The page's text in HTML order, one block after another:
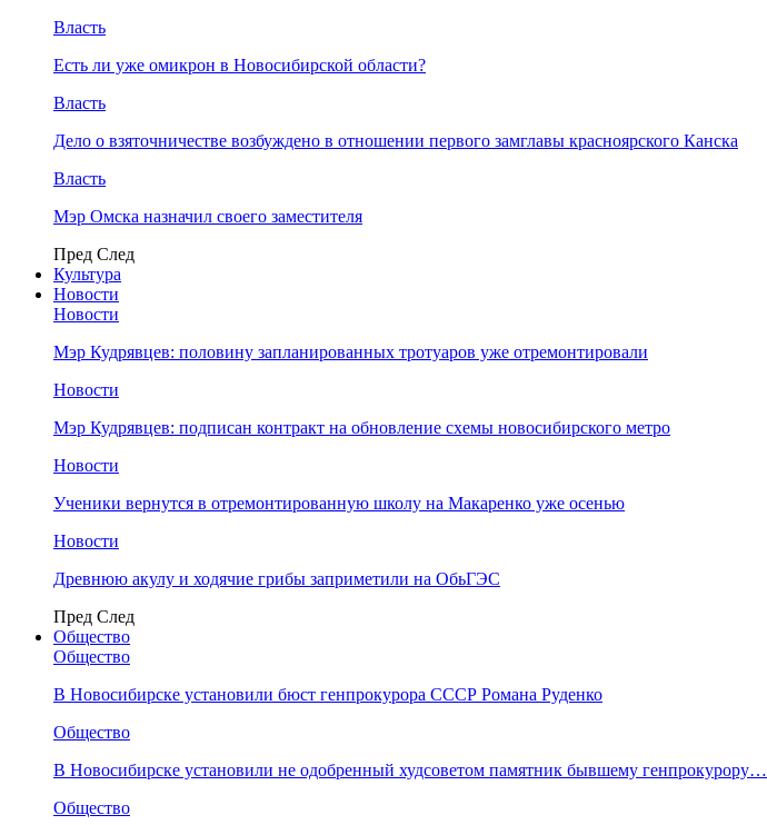
Власть
Есть ли уже омикрон в Новосибирской области?
Власть
Дело о взяточничестве возбуждено в отношении первого замглавы красноярского Канска
Власть
Мэр Омска назначил своего заместителя
Пред След
Культура
Новости
Новости
Мэр Кудрявцев: половину запланированных тротуаров уже отремонтировали
Новости
Мэр Кудрявцев: подписан контракт на обновление схемы новосибирского метро
Новости
Ученики вернутся в отремонтированную школу на Макаренко уже осенью
Новости
Древнюю акулу и ходячие грибы заприметили на ОбьГЭС
Пред След
Общество
Общество
В Новосибирске установили бюст генпрокурора СССР Романа Руденко
Общество
В Новосибирске установили не одобренный худсоветом памятник бывшему генпрокурору…
Общество